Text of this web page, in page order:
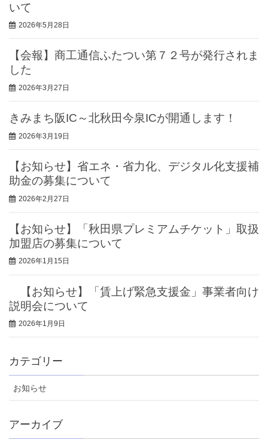
いて
2026年5月28日
【会報】商工通信ふたつい第７２号が発行されま
した
2026年3月27日
きみまち阪IC～北秋田今泉ICが開通します！
2026年3月19日
【お知らせ】省エネ・省力化、デジタル化支援補
助金の募集について
2026年2月27日
【お知らせ】「秋田県プレミアムチケット」取扱
加盟店の募集について
2026年1月15日
【お知らせ】「賃上げ緊急支援金」事業者向け
説明会について
2026年1月9日
カテゴリー
お知らせ
アーカイブ